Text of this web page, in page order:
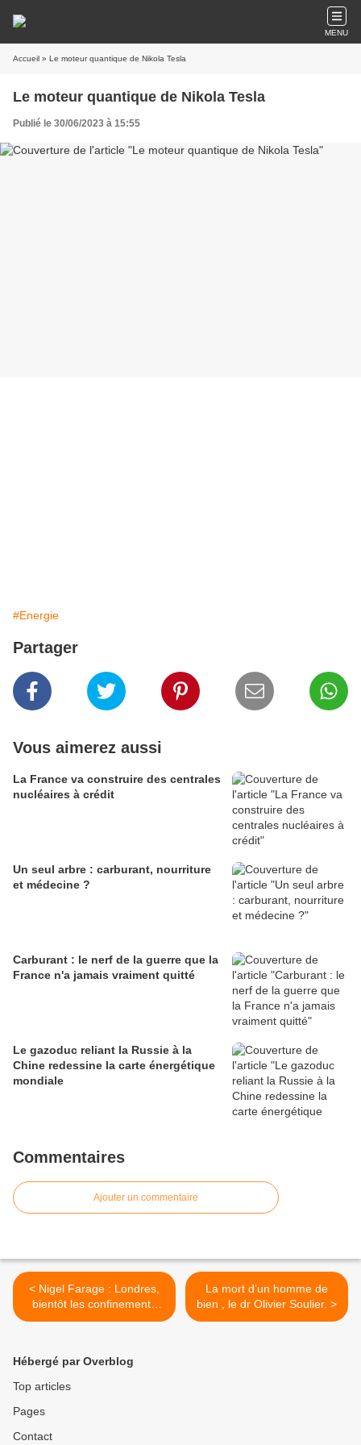
MENU
Accueil » Le moteur quantique de Nikola Tesla
Le moteur quantique de Nikola Tesla
Publié le 30/06/2023 à 15:55
#Energie
Partager
Vous aimerez aussi
La France va construire des centrales
nucléaires à crédit
Un seul arbre : carburant, nourriture
et médecine ?
Carburant : le nerf de la guerre que la
France n'a jamais vraiment quitté
Le gazoduc reliant la Russie à la
Chine redessine la carte énergétique
mondiale
Commentaires
Ajouter un commentaire
< Nigel Farage : Londres,
bientôt les confinements
climatiques
La mort d’un homme de
bien , le dr Olivier Soulier. >
Hébergé par Overblog
Top articles
Pages
Contact